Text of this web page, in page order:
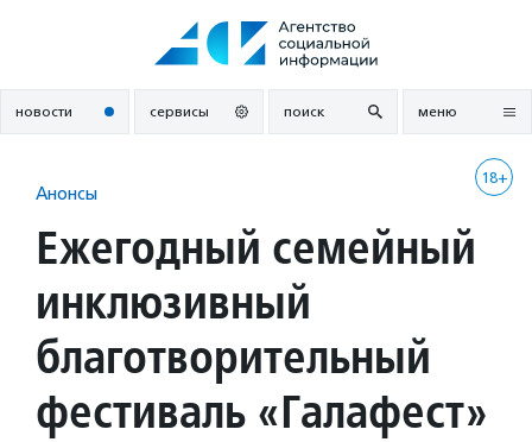
новости сервисы поиск меню
18+
Анонсы
Ежегодный семейный
инклюзивный
благотворительный
фестиваль «Галафест»